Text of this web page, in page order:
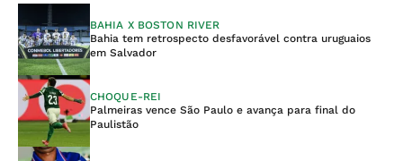
BAHIA X BOSTON RIVER
Bahia tem retrospecto desfavorável contra uruguaios
em Salvador
CHOQUE-REI
Palmeiras vence São Paulo e avança para final do
Paulistão